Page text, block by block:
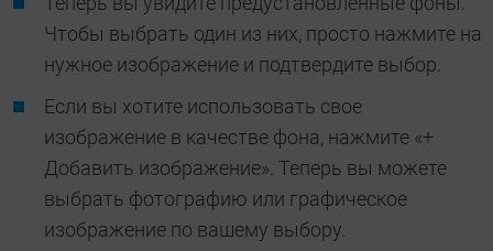
Чтобы выбрать один из них, просто нажмите на
нужное изображение и подтвердите выбор.
Если вы хотите использовать свое
изображение в качестве фона, нажмите «+
Добавить изображение». Теперь вы можете
выбрать фотографию или графическое
изображение по вашему выбору.